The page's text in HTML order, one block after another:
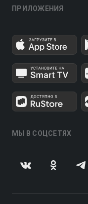
ПРИЛОЖЕНИЯ
МЫ В СОЦСЕТЯХ